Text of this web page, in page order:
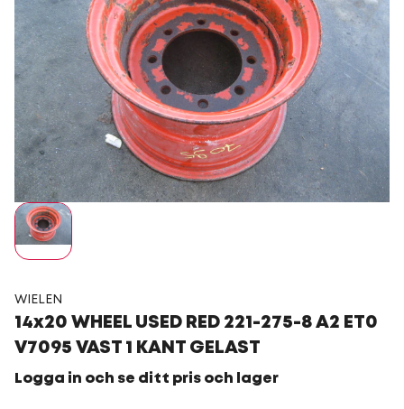
WIELEN
14x20 WHEEL USED RED 221-275-8 A2 ET0
V7095 VAST 1 KANT GELAST
Logga in och se ditt pris och lager